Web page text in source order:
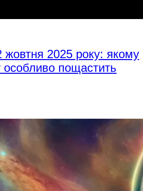
жовтня 2025 року: якому
особливо пощастить